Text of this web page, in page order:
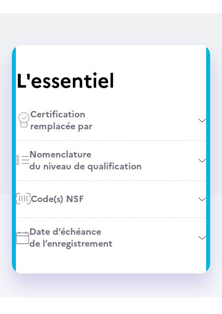
L'essentiel
Certification
remplacée par
Nomenclature
du niveau de qualification
Code(s) NSF
Date d’échéance
de l’enregistrement